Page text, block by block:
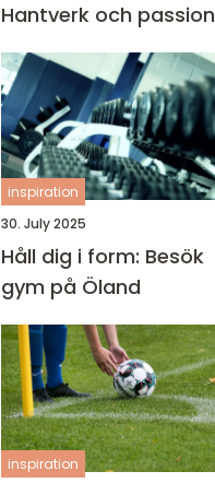
Hantverk och passion
inspiration
30. July 2025
Håll dig i form: Besök
gym på Öland
inspiration